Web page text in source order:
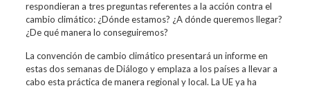
respondieran a tres preguntas referentes a la acción contra el
cambio climático: ¿Dónde estamos? ¿A dónde queremos llegar?
¿De qué manera lo conseguiremos?
La convención de cambio climático presentará un informe en
estas dos semanas de Diálogo y emplaza a los países a llevar a
cabo esta práctica de manera regional y local. La UE ya ha